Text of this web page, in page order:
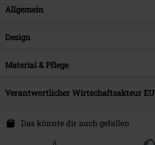
Allgemein
Artikelnummer:
Brand
Geschenke
Geschlecht
Unisex
Design
Produkt-Typ
Material & Pflege
Obermaterial Baumwolle
Verantwortlicher Wirtschaftsakteur EU
Energiestraat 4e
Das könnte dir auch gefallen